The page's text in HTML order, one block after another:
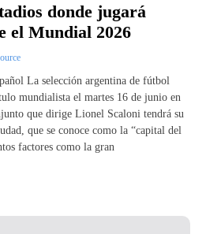
donde jugará
el Mundial 2026
La selección argentina de fútbol
mundialista el martes 16 de junio en
que dirige Lionel Scaloni tendrá su
que se conoce como la “capital del
factores como la gran